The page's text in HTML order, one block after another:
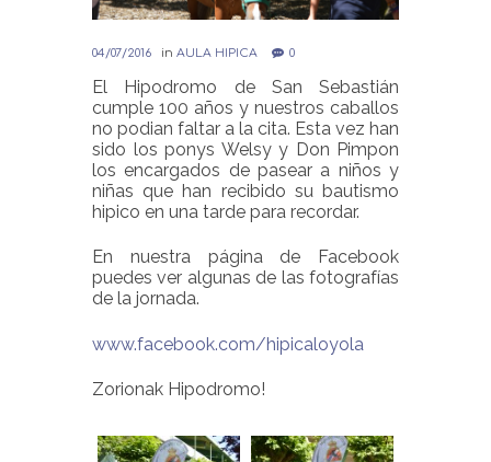
04/07/2016 inAULA HIPICA 0
El Hipodromo de San Sebastián
cumple 100 años y nuestros caballos
no podian faltar a la cita. Esta vez han
sido los ponys Welsy y Don Pimpon
los encargados de pasear a niños y
niñas que han recibido su bautismo
hipico en una tarde para recordar.
En nuestra página de Facebook
puedes ver algunas de las fotografías
de la jornada.
www.facebook.com/hipicaloyola
Zorionak Hipodromo!